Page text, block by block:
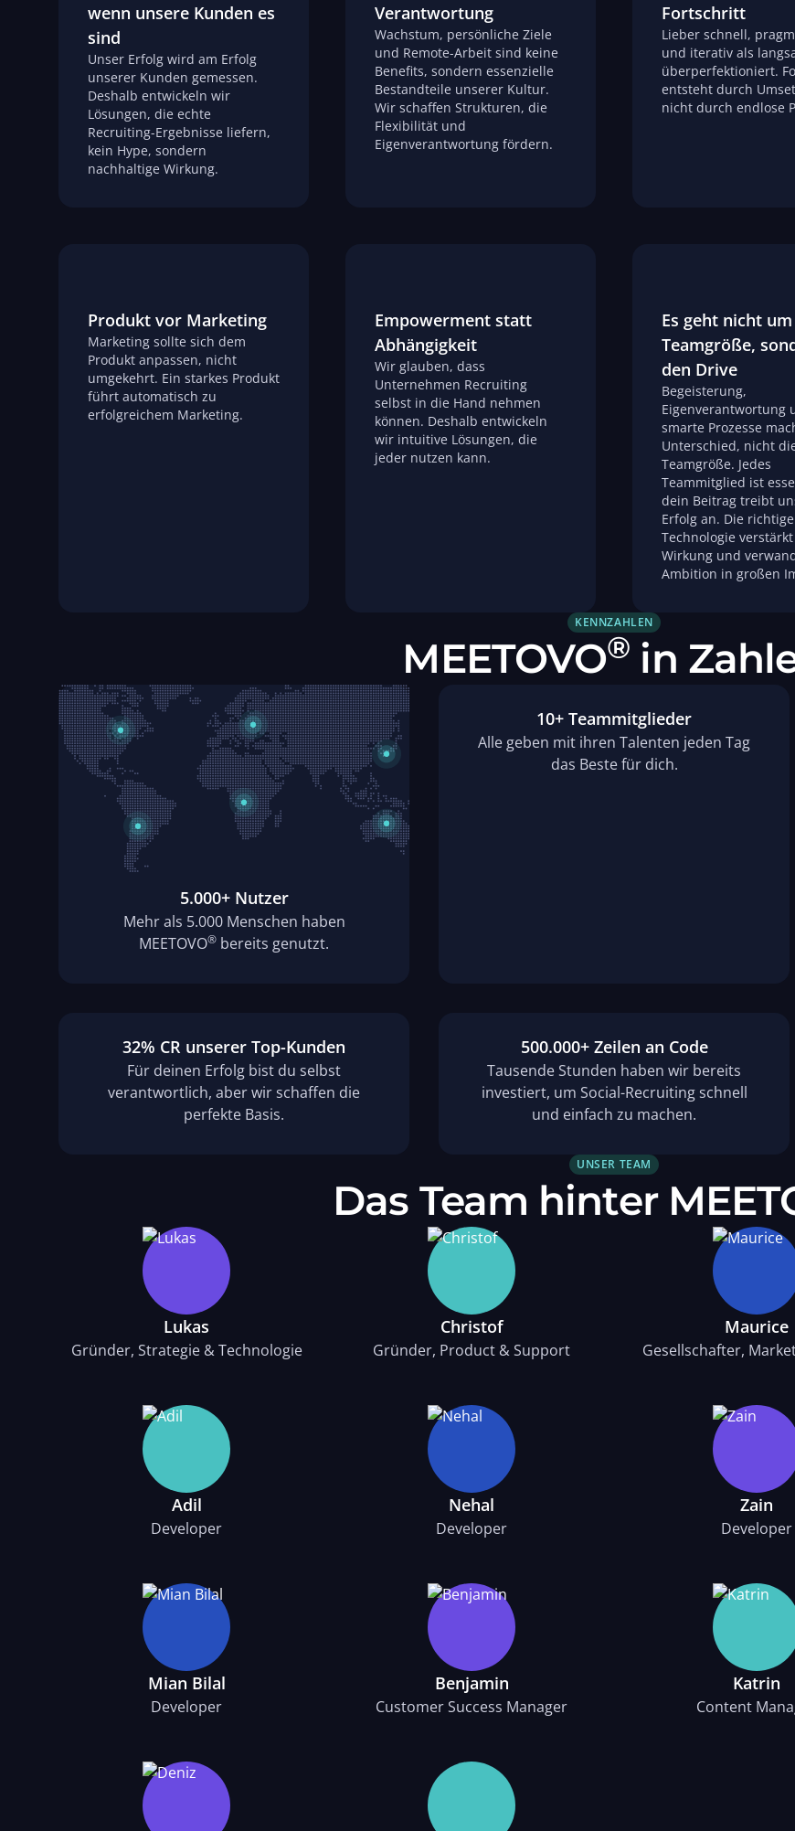
wenn unsere Kunden es
sind
Unser Erfolg wird am Erfolg
unserer Kunden gemessen.
Deshalb entwickeln wir
Lösungen, die echte
Recruiting-Ergebnisse liefern,
kein Hype, sondern
nachhaltige Wirkung.
Verantwortung
Wachstum, persönliche Ziele
und Remote-Arbeit sind keine
Benefits, sondern essenzielle
Bestandteile unserer Kultur.
Wir schaffen Strukturen, die
Flexibilität und
Eigenverantwortung fördern.
Fortschritt
Lieber schnell,
und iterativ als
überperfektioniert.
entsteht durch
nicht durch endlose
Produkt vor Marketing
Marketing sollte sich dem
Produkt anpassen, nicht
umgekehrt. Ein starkes Produkt
führt automatisch zu
erfolgreichem Marketing.
Empowerment statt
Abhängigkeit
Wir glauben, dass
Unternehmen Recruiting
selbst in die Hand nehmen
können. Deshalb entwickeln
wir intuitive Lösungen, die
jeder nutzen kann.
Es geht nicht
Teamgröße,
den Drive
Begeisterung,
Eigenverantwortung
smarte Prozesse
Unterschied, nicht
Teamgröße. Jedes
Teammitglied ist
dein Beitrag treibt
Erfolg an. Die richtige
Technologie
Wirkung und
Ambition in großen
KENNZAHLEN
MEETOVO® in
5.000+ Nutzer
Mehr als 5.000 Menschen haben
MEETOVO® bereits genutzt.
10+ Teammitglieder
Alle geben mit ihren Talenten jeden Tag
das Beste für dich.
32% CR unserer Top-Kunden
Für deinen Erfolg bist du selbst
verantwortlich, aber wir schaffen die
perfekte Basis.
500.000+ Zeilen an Code
Tausende Stunden haben wir bereits
investiert, um Social-Recruiting schnell
und einfach zu machen.
UNSER TEAM
Das Team hinter
Lukas
Gründer, Strategie & Technologie
Christof
Gründer, Product & Support
Maurice
Gesellschafter,
Adil
Developer
Nehal
Developer
Zain
Developer
Mian Bilal
Developer
Benjamin
Customer Success Manager
Katrin
Content